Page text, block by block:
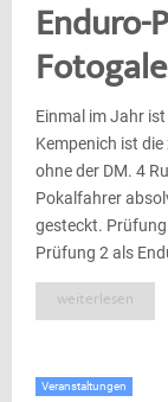
Enduro-
Einmal im Jahr
Kempenich ist
ohne der DM. 4
Pokalfahrer
gesteckt.
Prüfung 2 als
weiterlesen
Veranstaltungen